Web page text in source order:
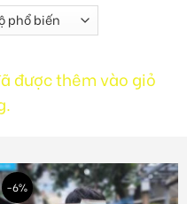
được thêm vào giỏ
-6%